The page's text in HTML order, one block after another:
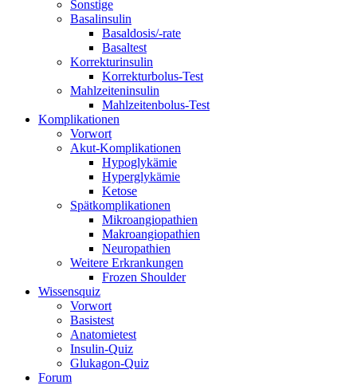
Sonstige
Basalinsulin
Basaldosis/-rate
Basaltest
Korrekturinsulin
Korrekturbolus-Test
Mahlzeiteninsulin
Mahlzeitenbolus-Test
Komplikationen
Vorwort
Akut-Komplikationen
Hypoglykämie
Hyperglykämie
Ketose
Spätkomplikationen
Mikroangiopathien
Makroangiopathien
Neuropathien
Weitere Erkrankungen
Frozen Shoulder
Wissensquiz
Vorwort
Basistest
Anatomietest
Insulin-Quiz
Glukagon-Quiz
Forum